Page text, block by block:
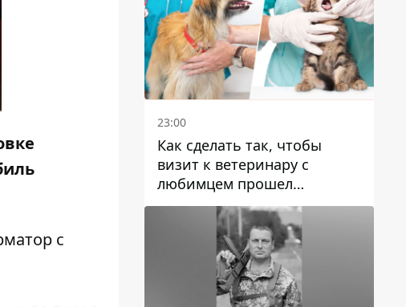
с
23:00
Как сделать так, чтобы
визит к ветеринару с
любимцем прошел
спокойно: простые советы